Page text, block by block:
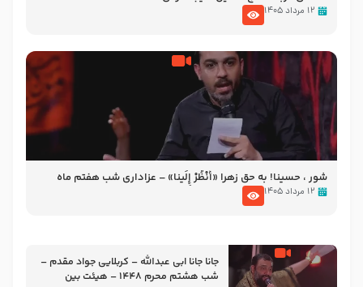
۱۲ مرداد ۱۴۰۵
شور ، حسینا! به‌ حق زهرا «أُنْظُرْ إِلَینا» – عزاداری شب هفتم ماه
محرّم 1405
۱۲ مرداد ۱۴۰۵
جانا جانا ابی عبدالله – کربلایی جواد مقدم –
شب هشتم محرم 1448 – هیئت بین